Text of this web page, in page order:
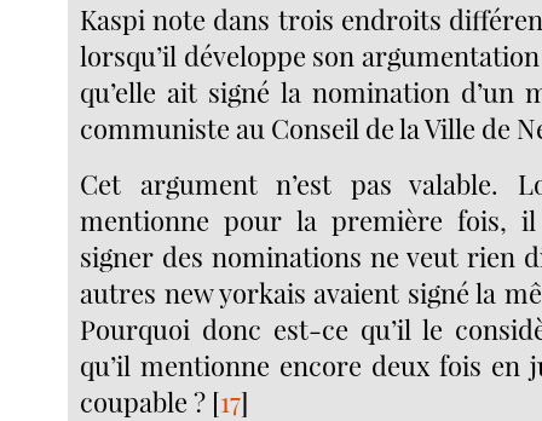
Kaspi note dans trois endroits
lorsqu’il développe son
qu’elle ait signé la nomination d’un
communiste au Conseil de la Ville de
Cet argument n’est pas valable.
mentionne pour la première fois,
signer des nominations ne veut rien
autres new yorkais avaient signé la
Pourquoi donc est-ce qu’il le
qu’il mentionne encore deux fois en
coupable ? [17]